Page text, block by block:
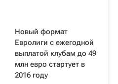
Новый формат
Евролиги с ежегодной
выплатой клубам до 49
млн евро стартует в
2016 году